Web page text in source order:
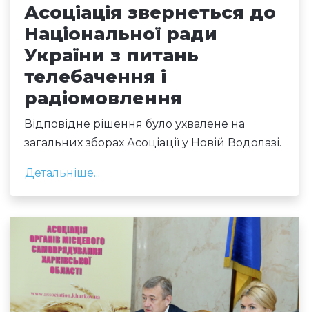
Асоціація звернеться до
Національної ради
України з питань
телебачення і
радіомовлення
Відповідне рішення було ухвалене на
загальних зборах Асоціації у Новій Водолазі.
Детальніше...